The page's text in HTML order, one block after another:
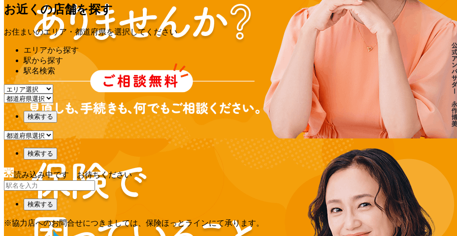
お近くの店舗を探す
お住まいのエリア・都道府県を選択してください
エリアから探す
駅から探す
駅名検索
検索する
検索する
読み込み中です お待ちください
検索する
※協力店へのお問合せにつきましては、保険ほっとラインにて承ります。